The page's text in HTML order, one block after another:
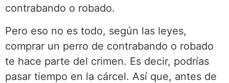
contrabando o robado.
Pero eso no es todo, según las leyes,
comprar un perro de contrabando o robado
te hace parte del crimen. Es decir, podrías
pasar tiempo en la cárcel. Así que, antes de